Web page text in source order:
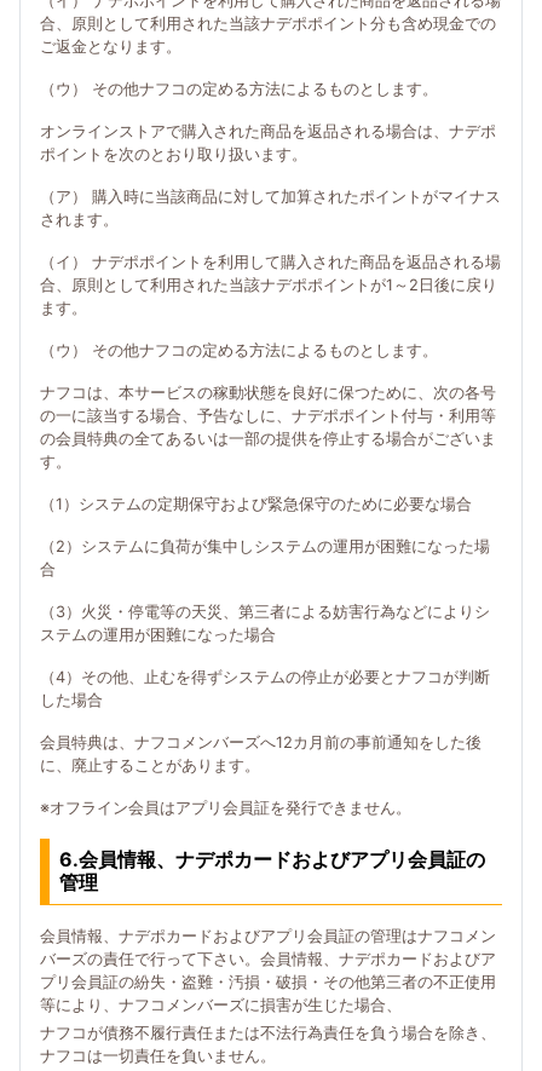
合、原則として利用された当該ナデポポイント分も含め現金での
ご返金となります。
（ウ） その他ナフコの定める方法によるものとします。
オンラインストアで購入された商品を返品される場合は、ナデポ
ポイントを次のとおり取り扱います。
（ア） 購入時に当該商品に対して加算されたポイントがマイナス
されます。
（イ） ナデポポイントを利用して購入された商品を返品される場
合、原則として利用された当該ナデポポイントが1～2日後に戻り
ます。
（ウ） その他ナフコの定める方法によるものとします。
ナフコは、本サービスの稼動状態を良好に保つために、次の各号
の一に該当する場合、予告なしに、ナデポポイント付与・利用等
の会員特典の全てあるいは一部の提供を停止する場合がございま
す。
（1）システムの定期保守および緊急保守のために必要な場合
（2）システムに負荷が集中しシステムの運用が困難になった場
合
（3）火災・停電等の天災、第三者による妨害行為などによりシ
ステムの運用が困難になった場合
（4）その他、止むを得ずシステムの停止が必要とナフコが判断
した場合
会員特典は、ナフコメンバーズへ12カ月前の事前通知をした後
に、廃止することがあります。
※オフライン会員はアプリ会員証を発行できません。
6.会員情報、ナデポカードおよびアプリ会員証の
管理
会員情報、ナデポカードおよびアプリ会員証の管理はナフコメン
バーズの責任で行って下さい。会員情報、ナデポカードおよびア
プリ会員証の紛失・盗難・汚損・破損・その他第三者の不正使用
等により、ナフコメンバーズに損害が生じた場合、
ナフコが債務不履行責任または不法行為責任を負う場合を除き、
ナフコは一切責任を負いません。